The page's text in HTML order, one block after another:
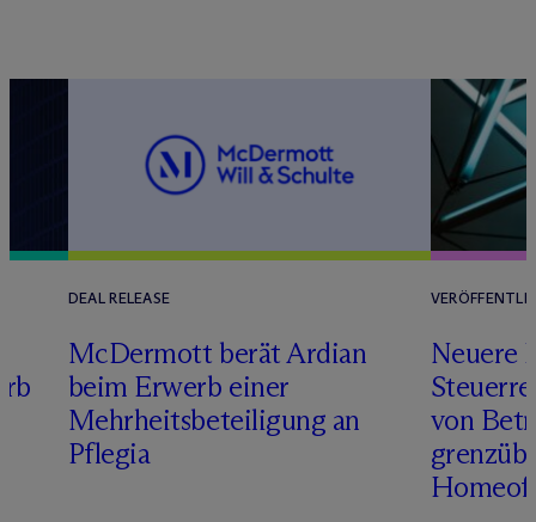
DEAL RELEASE
McDermott berät Ardian
beim Erwerb einer
Mehrheitsbeteiligung an
Pflegia
Neuere
von